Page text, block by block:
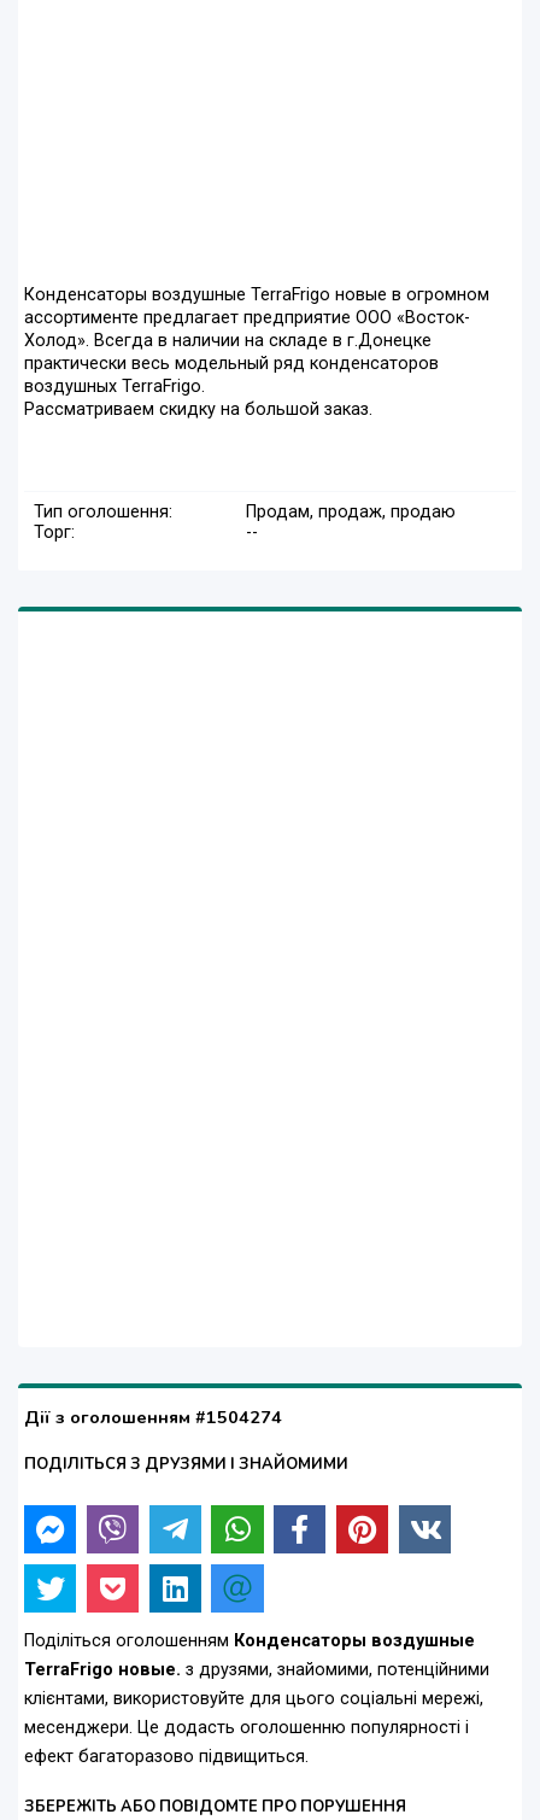
Конденсаторы воздушные TerraFrigo новые в огромном
ассортименте предлагает предприятие ООО «Восток-
Холод». Всегда в наличии на складе в г.Донецке
практически весь модельный ряд конденсаторов
воздушных TerraFrigo.
Рассматриваем скидку на большой заказ.
Тип оголошення:
Продам, продаж, продаю
Торг:
--
Дії з оголошенням #1504274
ПОДІЛІТЬСЯ З ДРУЗЯМИ І ЗНАЙОМИМИ
Поділіться оголошенням Конденсаторы воздушные
TerraFrigo новые. з друзями, знайомими, потенційними
клієнтами, використовуйте для цього соціальні мережі,
месенджери. Це додасть оголошенню популярності і
ефект багаторазово підвищиться.
ЗБЕРЕЖІТЬ АБО ПОВІДОМТЕ ПРО ПОРУШЕННЯ